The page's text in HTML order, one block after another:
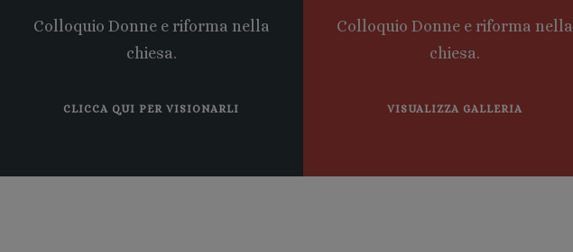
Colloquio Donne e riforma nella
chiesa.
CLICCA QUI PER VISIONARLI
Colloquio Donne e riforma nella
chiesa.
VISUALIZZA GALLERIA